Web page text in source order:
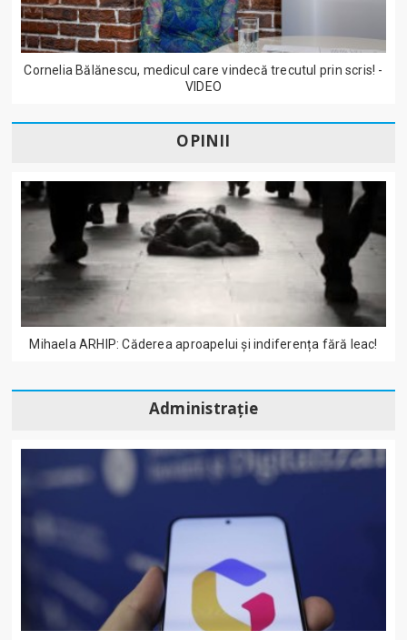
Cornelia Bălănescu, medicul care vindecă trecutul prin scris! -
VIDEO
OPINII
Mihaela ARHIP: Căderea aproapelui și indiferența fără leac!
Administrație